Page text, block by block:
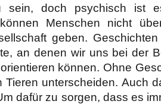
sein, doch psychisch ist
Menschen nicht
geben.
an denen wir uns bei der
können. Ohne
Tieren unterscheiden. Auch
dafür zu sorgen, dass es